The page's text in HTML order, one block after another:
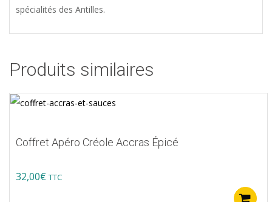
spécialités des Antilles.
Produits similaires
Coffret Apéro Créole Accras Épicé
32,00€ TTC